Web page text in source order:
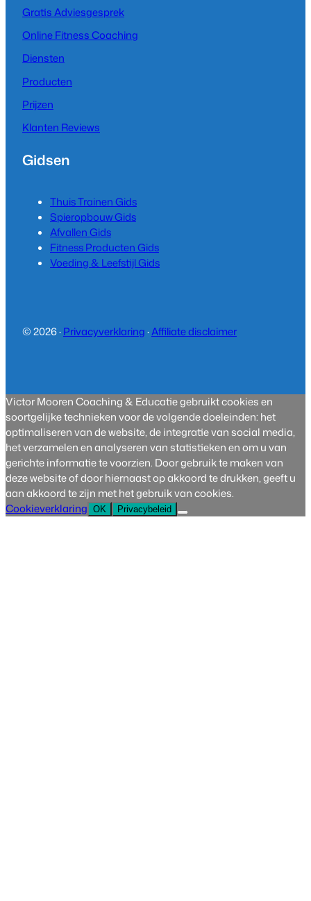
Gratis Adviesgesprek
Online Fitness Coaching
Diensten
Producten
Prijzen
Klanten Reviews
Gidsen
Thuis Trainen Gids
Spieropbouw Gids
Afvallen Gids
Fitness Producten Gids
Voeding & Leefstijl Gids
© 2026 ·Privacyverklaring·Affiliate disclaimer
Victor Mooren Coaching & Educatie gebruikt cookies en
soortgelijke technieken voor de volgende doeleinden: het
optimaliseren van de website, de integratie van social media,
het verzamelen en analyseren van statistieken en om u van
gerichte informatie te voorzien. Door gebruik te maken van
deze website of door hiernaast op akkoord te drukken, geeft u
aan akkoord te zijn met het gebruik van cookies.
Cookieverklaring OK Privacybeleid